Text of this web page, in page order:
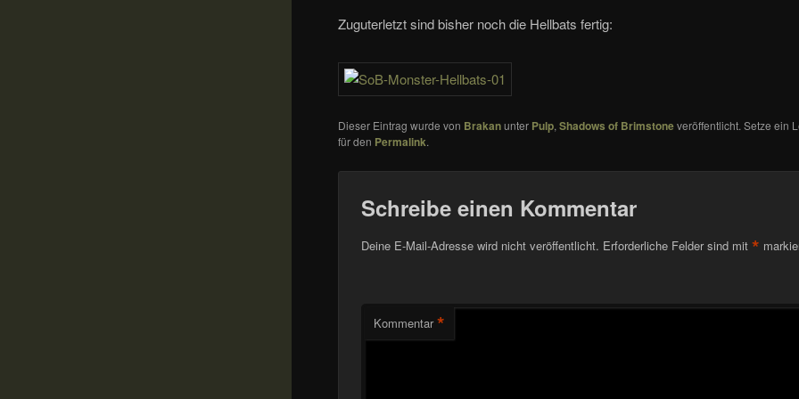
Zuguterletzt sind bisher noch die Hellbats fertig:
Dieser Eintrag wurde von Brakanunter Pulp,Shadows of Brimstoneveröffentlicht. Setze ein
für den Permalink.
Schreibe einen Kommentar
Deine E-Mail-Adresse wird nicht veröffentlicht. Erforderliche Felder sind mit *
Kommentar *